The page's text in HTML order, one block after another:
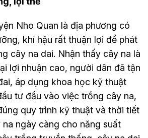
Nho Quan là địa phương có
khí hậu rất thuận lợi để phát
cây na dai. Nhận thấy cây na là
lợi nhuận cao, người dân đã tận
áp dụng khoa học kỹ thuật
tư đầu vào việc trồng cây na,
quy trình kỹ thuật và thời tiết
ngày càng cho năng suất